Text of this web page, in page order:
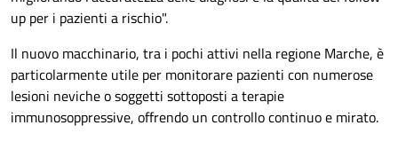
up per i pazienti a rischio".
Il nuovo macchinario, tra i pochi attivi nella regione Marche, è
particolarmente utile per monitorare pazienti con numerose
lesioni neviche o soggetti sottoposti a terapie
immunosoppressive, offrendo un controllo continuo e mirato.